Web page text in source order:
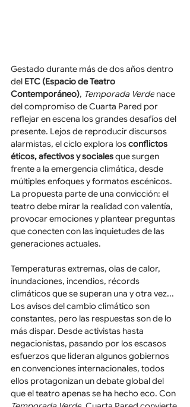
Gestado durante más de dos años dentro
del ETC (Espacio de Teatro
Contemporáneo), Temporada Verde nace
del compromiso de Cuarta Pared por
reflejar en escena los grandes desafíos del
presente. Lejos de reproducir discursos
alarmistas, el ciclo explora los conflictos
éticos, afectivos y sociales que surgen
frente a la emergencia climática, desde
múltiples enfoques y formatos escénicos.
La propuesta parte de una convicción: el
teatro debe mirar la realidad con valentía,
provocar emociones y plantear preguntas
que conecten con las inquietudes de las
generaciones actuales.
Temperaturas extremas, olas de calor,
inundaciones, incendios, récords
climáticos que se superan una y otra vez...
Los avisos del cambio climático son
constantes, pero las respuestas son de lo
más dispar. Desde activistas hasta
negacionistas, pasando por los escasos
esfuerzos que lideran algunos gobiernos
en convenciones internacionales, todos
ellos protagonizan un debate global del
que el teatro apenas se ha hecho eco. Con